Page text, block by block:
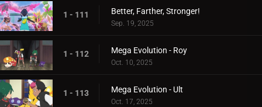
1 - 111 Better, Farther, Stronger!
Sep. 19, 2025
1 - 112 Mega Evolution - Roy
Oct. 10, 2025
1 - 113 Mega Evolution - Ult
Oct. 17, 2025